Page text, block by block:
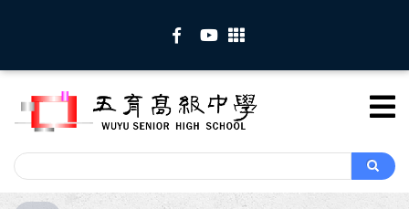
內
Search
Search